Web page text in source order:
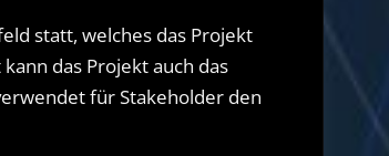
statt, welches das Projekt
das Projekt auch das
für Stakeholder den